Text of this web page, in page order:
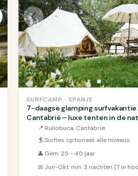
SURFCAMP · SPANJE
7-daagse glamping surfvakantie
Cantabrië – luxe tenten in de
(Busreis Optioneel)
📍 Ruilobuca, Cantabrië
🏄Surfles optioneel, alle niveaus
👤 Gem. 25 - 40 jaar
📅 Jun-Okt: min. 3 nachten (7 in